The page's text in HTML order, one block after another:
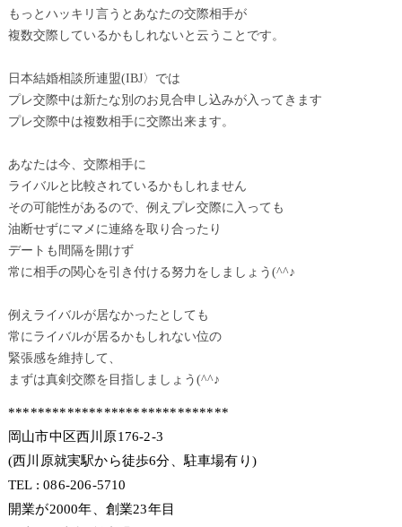
もっとハッキリ言うとあなたの交際相手が
複数交際しているかもしれないと云うことです。
日本結婚相談所連盟(IBJ〉では
プレ交際中は新たな別のお見合申し込みが入ってきます
プレ交際中は複数相手に交際出来ます。
あなたは今、交際相手に
ライバルと比較されているかもしれません
その可能性があるので、例えプレ交際に入っても
油断せずにマメに連絡を取り合ったり
デートも間隔を開けず
常に相手の関心を引き付ける努力をしましょう(^^♪
例えライバルが居なかったとしても
常にライバルが居るかもしれない位の
緊張感を維持して、
まずは真剣交際を目指しましょう(^^♪
******************************
岡山市中区西川原176-2-3
(西川原就実駅から徒歩6分、駐車場有り)
TEL : 086-206-5710
開業が2000年、創業23年目